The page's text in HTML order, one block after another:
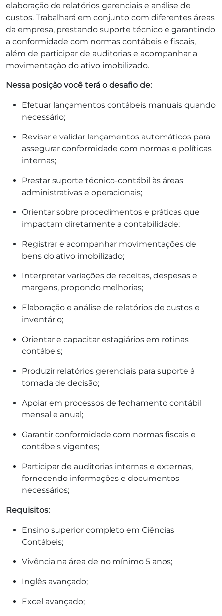
elaboração de relatórios gerenciais e análise de
custos. Trabalhará em conjunto com diferentes áreas
da empresa, prestando suporte técnico e garantindo
a conformidade com normas contábeis e fiscais,
além de participar de auditorias e acompanhar a
movimentação do ativo imobilizado.
Nessa posição você terá o desafio de:
Efetuar lançamentos contábeis manuais quando
necessário;
Revisar e validar lançamentos automáticos para
assegurar conformidade com normas e políticas
internas;
Prestar suporte técnico-contábil às áreas
administrativas e operacionais;
Orientar sobre procedimentos e práticas que
impactam diretamente a contabilidade;
Registrar e acompanhar movimentações de
bens do ativo imobilizado;
Interpretar variações de receitas, despesas e
margens, propondo melhorias;
Elaboração e análise de relatórios de custos e
inventário;
Orientar e capacitar estagiários em rotinas
contábeis;
Produzir relatórios gerenciais para suporte à
tomada de decisão;
Apoiar em processos de fechamento contábil
mensal e anual;
Garantir conformidade com normas fiscais e
contábeis vigentes;
Participar de auditorias internas e externas,
fornecendo informações e documentos
necessários;
Requisitos:
Ensino superior completo em Ciências
Contábeis;
Vivência na área de no mínimo 5 anos;
Inglês avançado;
Excel avançado;